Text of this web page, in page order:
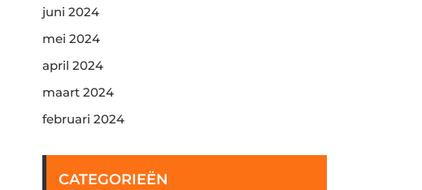
juni 2024
mei 2024
april 2024
maart 2024
februari 2024
CATEGORIEËN